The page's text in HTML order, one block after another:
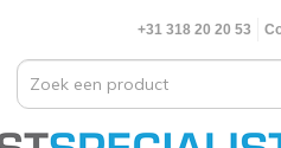
+31 318 20 20 53